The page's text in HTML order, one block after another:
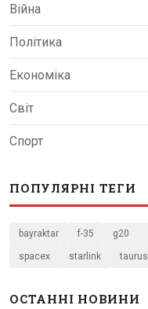
Війна
Політика
Економіка
Світ
Спорт
ПОПУЛЯРНІ ТЕГИ
bayraktar f-35 g20
spacex starlink taurus
ОСТАННІ НОВИНИ